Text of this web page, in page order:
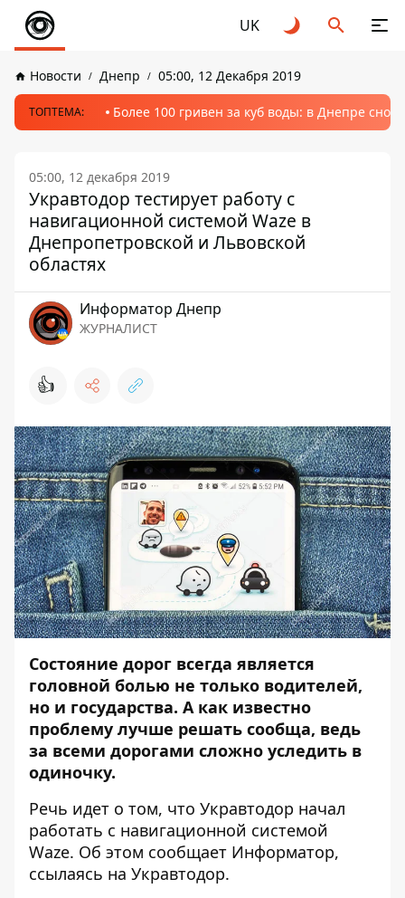
UK
Новости Днепр 05:00, 12 Декабря 2019
ТОПТЕМА: Более 100 гривен за куб воды: в Днепре
05:00, 12 декабря 2019
Укравтодор тестирует работу с
навигационной системой Waze в
Днепропетровской и Львовской
областях
Информатор Днепр
ЖУРНАЛИСТ
👍
Состояние дорог всегда является
головной болью не только водителей,
но и государства. А как известно
проблему лучше решать сообща, ведь
за всеми дорогами сложно уследить в
одиночку.
Речь идет о том, что Укравтодор начал
работать с навигационной системой
Waze. Об этом сообщает Информатор,
ссылаясь на Укравтодор.